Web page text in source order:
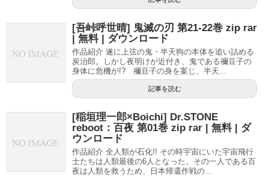
[吾峠呼世晴] 鬼滅の刃 第21-22巻 zip rar
| 無料 | ダウンロード
作品紹介 遂に上弦の鬼・半天狗の本体を追い詰める
炭治郎。しかし夜明けが近付き、鬼である禰豆子の
身体に危機が!? 禰豆子の身を案じ、半天...
記事を読む
[稲垣理一郎×Boichi] Dr.STONE
reboot：百夜 第01巻 zip rar | 無料 | ダ
ウンロード
作品紹介 全人類が石化!! その時宇宙にいた宇宙飛行
士たちは人類最後の6人となった。その一人である百
夜は人類を救うため、日本帰還作戦の...